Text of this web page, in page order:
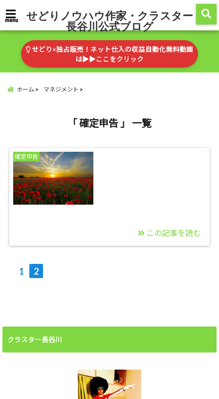
menu せどりノウハウ作家・クラスター
長谷川公式ブログ
せどり×独占販売！ネット仕入の収益自動化無料動画
は▶︎▶︎ここをクリック
ホーム マネジメント
「 確定申告 」 一覧
確定申告
せどりで確定申告は、
いくらからしなきゃい
この記事を読む
1 2
クラスター長谷川